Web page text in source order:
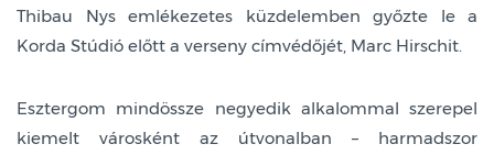
Thibau Nys emlékezetes küzdelemben győzte le a
Korda Stúdió előtt a verseny címvédőjét, Marc Hirschit.
Esztergom mindössze negyedik alkalommal szerepel
kiemelt városként az útvonalban – harmadszor